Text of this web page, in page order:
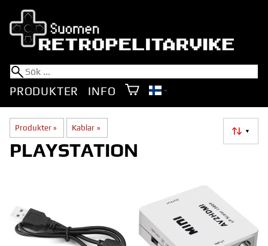
PRODUKTER INFO
Produkter ‪» Kablar ‪» ▼
PLAYSTATION